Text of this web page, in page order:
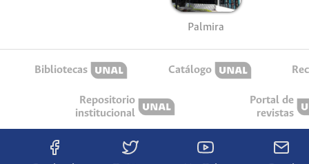
Palmira
Bibliotecas Catálogo
Repositorio
institucional
Portal de
revistas